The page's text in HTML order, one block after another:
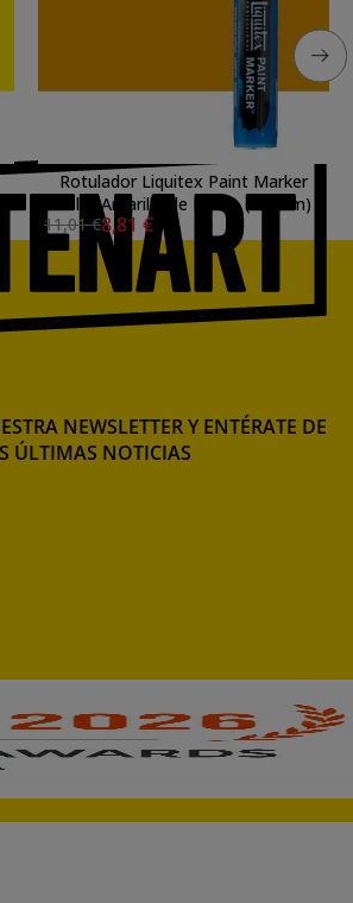
Rotulador Liquitex Paint Marker
color Amarillo de Marte (15 mm)
11,01 €8,81 €
NEWSLETTER Y ENTÉRATE DE
ÚLTIMAS NOTICIAS